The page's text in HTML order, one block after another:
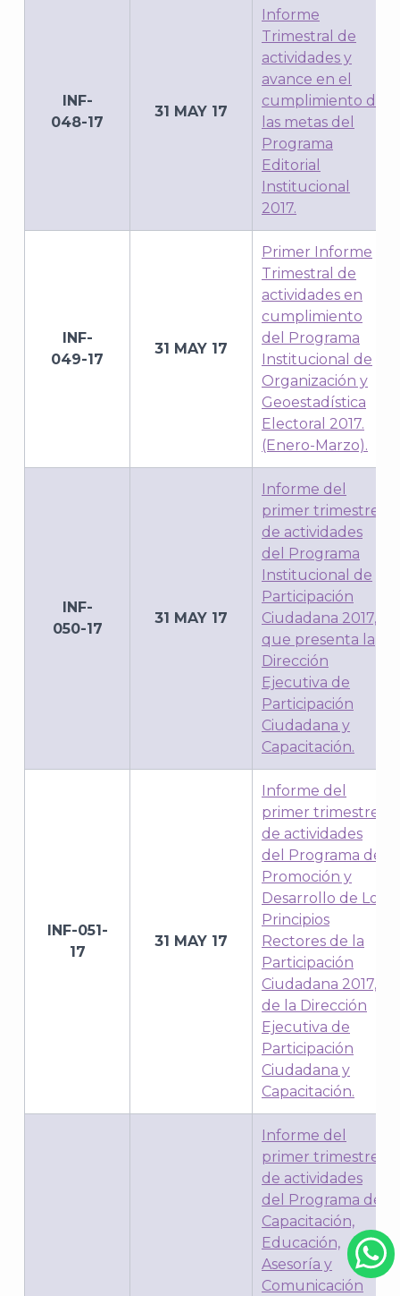
INF-
048-17
31 MAY 17
Informe
Trimestral de
actividades y
avance en el
cumplimiento de
las metas del
Programa
Editorial
Institucional
2017.
INF-
049-17
31 MAY 17
Primer Informe
Trimestral de
actividades en
cumplimiento
del Programa
Institucional de
Organización y
Geoestadística
Electoral 2017.
(Enero-Marzo).
INF-
050-17
31 MAY 17
Informe del
primer trimestre
de actividades
del Programa
Institucional de
Participación
Ciudadana 2017,
que presenta la
Dirección
Ejecutiva de
Participación
Ciudadana y
Capacitación.
INF-051-
17
31 MAY 17
Informe del
primer trimestre
de actividades
del Programa de
Promoción y
Desarrollo de Los
Principios
Rectores de la
Participación
Ciudadana 2017,
de la Dirección
Ejecutiva de
Participación
Ciudadana y
Capacitación.
Informe del
primer trimestre
de actividades
del Programa de
Capacitación,
Educación,
Asesoría y
Comunicación